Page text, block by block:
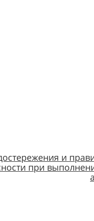
и
при